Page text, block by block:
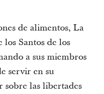
de alimentos, La
los Santos de los
a sus miembros
servir en su
las libertades